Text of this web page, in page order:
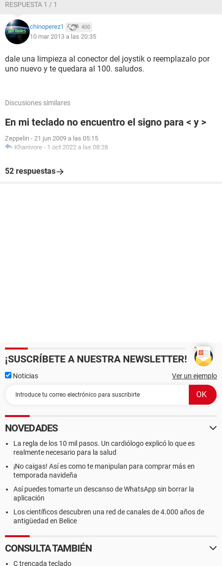
RESPUESTA 1 / 1
chinoperez1 400
10 mar 2013 a las 20:35
dale una limpieza al conector del joystik o reemplazalo por
uno nuevo y te quedara al 100. saludos.
Discusiones similares
En mi teclado no encuentro el signo para < y >
Zeppelin - 21 jun 2009 a las 05:15
Khanivore - 1 oct 2022 a las 08:28
52 respuestas
¡SUSCRÍBETE A NUESTRA NEWSLETTER!
Noticias Ver un ejemplo
NOVEDADES
La regla de los 10 mil pasos. Un cardiólogo explicó lo que es
realmente necesario para la salud
¡No caigas! Así es como te manipulan para comprar más en
temporada navideña
Así puedes tomarte un descanso de WhatsApp sin borrar la
aplicación
Los científicos descubren una red de canales de 4.000 años de
antigüedad en Belice
CONSULTA TAMBIÉN
Ç trencada teclado